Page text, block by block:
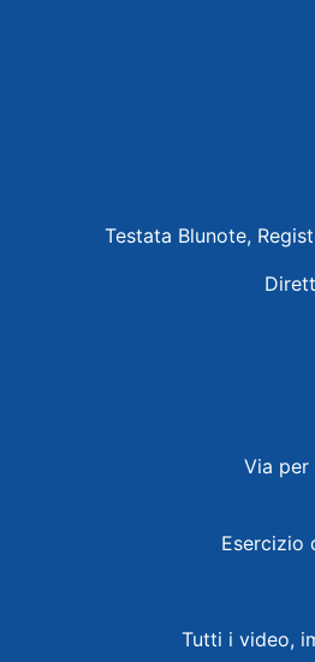
Testata Blunote,
Via per
Esercizio
Tutti i video,